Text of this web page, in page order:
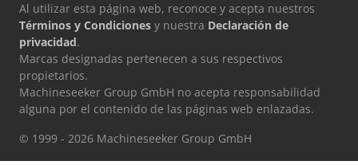
Al utilizar esta página web, reconoce y acepta nuestros
Términos y Condiciones y nuestra Declaración de
privacidad.
Marcas designadas pertenecen a sus respectivos
propietarios.
Machineseeker Group GmbH no acepta responsabilidad
alguna por el contenido de las páginas web enlazadas.
© 1999 - 2026 Machineseeker Group GmbH